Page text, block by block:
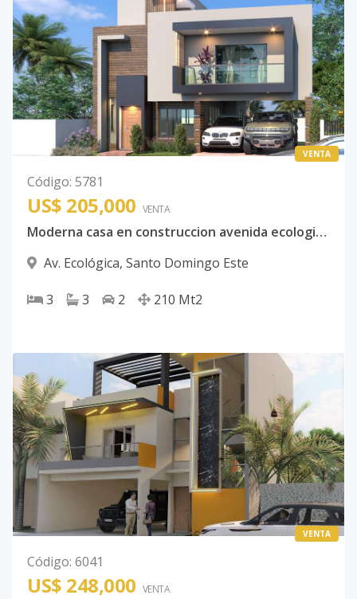
VENTA
Código: 5781
US$ 205,000 VENTA
Moderna casa en construccion avenida ecologica Farallon
Av. Ecológica, Santo Domingo Este
3 3 2 210 Mt2
VENTA
Código: 6041
US$ 248,000 VENTA